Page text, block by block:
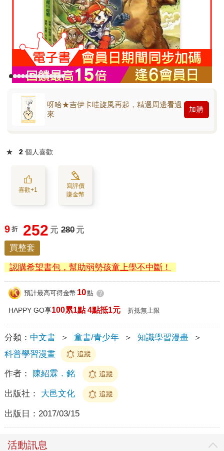
呀哈★吉伊卡哇旋風再起，精選周邊看過
來
加購
★ 2 個人喜歡
喜歡+1
寫評價
賺金幣
9 折 252 元 280 元
買整套
認購希望書包，幫助弱勢孩童上學不中斷！
預計最高可得金幣 10點 ?
HAPPY GO享100累1點 4點抵1元 折抵無上限
分類： 中文書 ＞ 童書/青少年 ＞ 知識學習漫畫
＞
科普學習漫畫
追蹤
作者： 陳紹霖．銘 追蹤
出版社： 大邑文化 追蹤
出版日： 2017/03/15
活動訊息